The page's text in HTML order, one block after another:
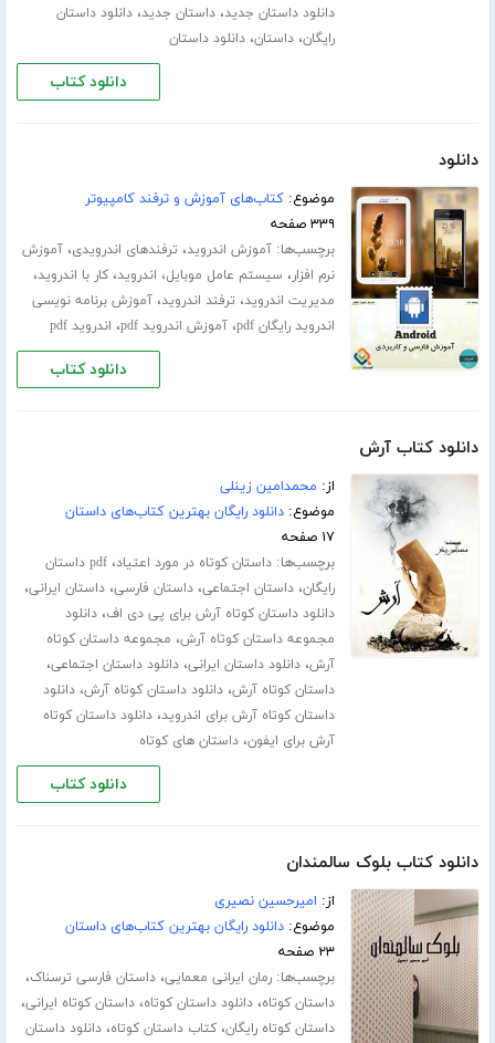
دانلود داستان جدید،داستان جدید،دانلود داستان
رایگان،داستان،دانلود داستان
دانلود کتاب
دانلود
موضوع:کتاب‌های آموزش و ترفند کامپیوتر
۳۳۹ صفحه
برچسب‌ها:آموزش اندروید، ترفندهای اندرویدی،آموزش
نرم افزار، سیستم عامل موبایل، اندروید،کار با اندروید،
مدیریت اندروید، ترفند اندروید،آموزش برنامه نویسی
اندروید رایگان pdf
،آموزش اندروید pdf ، اندروید pdf
دانلود کتاب
دانلود کتاب آرش
از: محمدامین زینلی
موضوع:دانلود رایگان بهترین کتاب‌های داستان
۱۷ صفحه
برچسب‌ها:داستان کوتاه در مورد اعتیاد،
pdf داستان
رایگان،داستان اجتماعی،داستان فارسی،داستان ایرانی،
دانلود داستان کوتاه آرش برای پی دی اف،دانلود
مجموعه داستان کوتاه آرش، مجموعه داستان کوتاه
آرش،دانلود داستان ایرانی،دانلود داستان اجتماعی،
داستان کوتاه آرش،دانلود داستان کوتاه آرش،دانلود
داستان کوتاه آرش برای اندروید،دانلود داستان کوتاه
آرش برای ایفون،داستان های کوتاه
دانلود کتاب
دانلود کتاب بلوک سالمندان
از: امیرحسین نصیری
موضوع:دانلود رایگان بهترین کتاب‌های داستان
۲۳ صفحه
برچسب‌ها:رمان ایرانی معمایی،داستان فارسی ترسناک،
داستان کوتاه،دانلود داستان کوتاه،داستان کوتاه ایرانی،
داستان کوتاه رایگان،کتاب داستان کوتاه،دانلود داستان